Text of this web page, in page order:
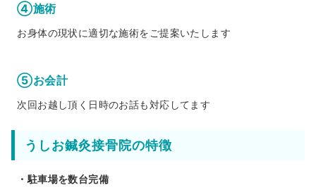
④施術
お身体の現状に適切な施術をご提案いたします
⑤お会計
次回お越し頂く日時のお話も対応してます
うしお鍼灸接骨院の特徴
・駐車場を数台完備